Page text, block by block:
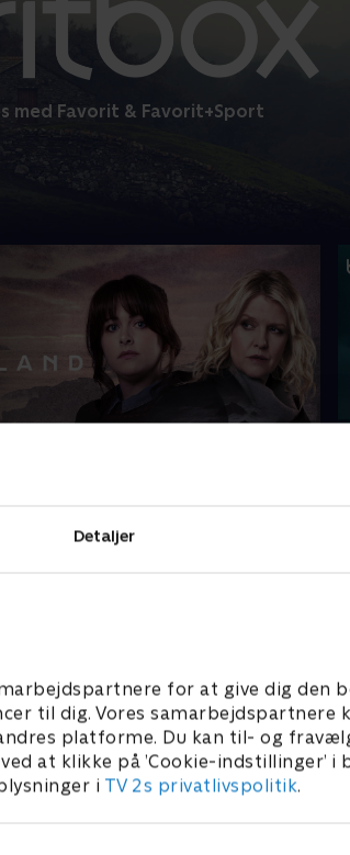
Detaljer
for at give dig den
til dig. Vores samarbejdspartnere
platforme. Du kan til- og
at klikke på ’Cookie-indstillinger’ i
i TV 2s privatlivspolitik.
med Favorit & Favorit+Sport